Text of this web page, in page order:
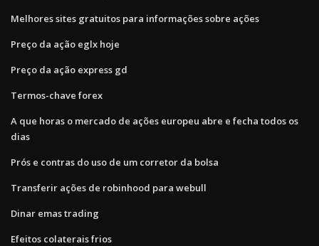
Melhores sites gratuitos para informações sobre ações
Preço da ação eglx hoje
Preço da ação express gd
Termos-chave forex
A que horas o mercado de ações europeu abre e fecha todos os
dias
Prós e contras do uso de um corretor da bolsa
Transferir ações de robinhood para webull
Dinar emas trading
Efeitos colaterais frios